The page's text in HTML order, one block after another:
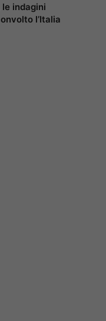
indagini
l’Italia